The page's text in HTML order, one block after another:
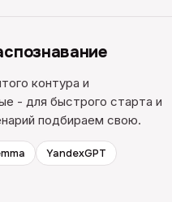
контура и
- для быстрого старта и
подбираем свою.
YandexGPT